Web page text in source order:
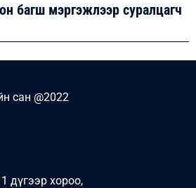
багш мэргэжлээр суралцагч
сан @2022
дүгээр хороо,